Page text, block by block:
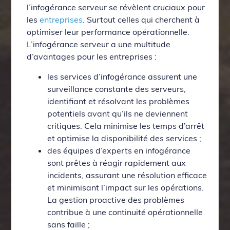
l’infogérance serveur se révèlent cruciaux pour
lesentreprises. Surtout celles qui cherchent à
optimiser leur performance opérationnelle.
L’infogérance serveur a une multitude
d’avantages pour les entreprises :
les services d’infogérance assurent une
surveillance constante des serveurs,
identifiant et résolvant les problèmes
potentiels avant qu’ils ne deviennent
critiques. Cela minimise les temps d’arrêt
et optimise la disponibilité des services ;
des équipes d’experts en infogérance
sont prêtes à réagir rapidement aux
incidents, assurant une résolution efficace
et minimisant l’impact sur les opérations.
La gestion proactive des problèmes
contribue à une continuité opérationnelle
sans faille ;